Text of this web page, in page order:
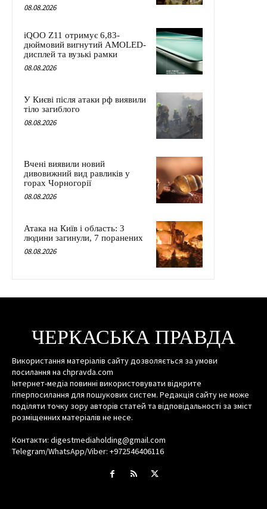
08.08.2026
iQOO Z11 отримує 6,83-
дюймовий вигнутий AMOLED-
дисплей та вузькі рамки
08.08.2026
У Києві після атаки рф виявили
тіло загиблого
08.08.2026
Вчені виявили новий
дивовижний вид равликів у
горах Чорногорії
08.08.2026
Атака на Київ і область: 3
людини загинули, 7 поранених
08.08.2026
ЧЕРКАСЬКА ПРАВДА
Використання матеріалів сайту дозволяється за умови
посилання на chpravda.com
Інтернет-медіа повинні використовувати відкрите
гіперпосилання для пошукових систем. Редакція сайту не може
поділяти точку зору авторів статей та відповідальності за зміст
розміщенних матеріалів не несе.
Контакти: digestmediaholding@gmail.com
Telegram/WhatsApp/Viber: +972546406116